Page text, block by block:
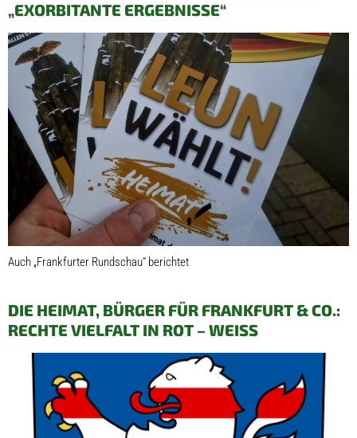
„EXORBITANTE ERGEBNISSE“
Auch „Frankfurter Rundschau“ berichtet
DIE HEIMAT, BÜRGER FÜR FRANKFURT & CO.:
RECHTE VIELFALT IN ROT – WEISS